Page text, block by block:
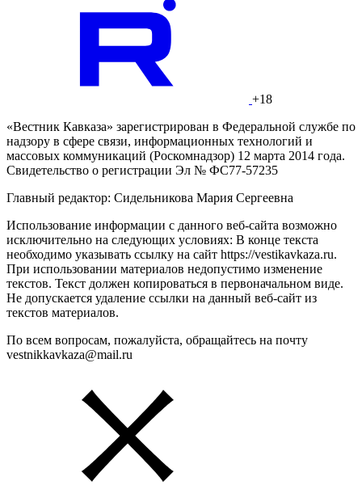
+18
«Вестник Кавказа» зарегистрирован в Федеральной службе по
надзору в сфере связи, информационных технологий и
массовых коммуникаций (Роскомнадзор) 12 марта 2014 года.
Свидетельство о регистрации Эл № ФС77-57235
Главный редактор: Сидельникова Мария Сергеевна
Использование информации с данного веб-сайта возможно
исключительно на следующих условиях: В конце текста
необходимо указывать ссылку на сайт https://vestikavkaza.ru.
При использовании материалов недопустимо изменение
текстов. Текст должен копироваться в первоначальном виде.
Не допускается удаление ссылки на данный веб-сайт из
текстов материалов.
По всем вопросам, пожалуйста, обращайтесь на почту
vestnikkavkaza@mail.ru